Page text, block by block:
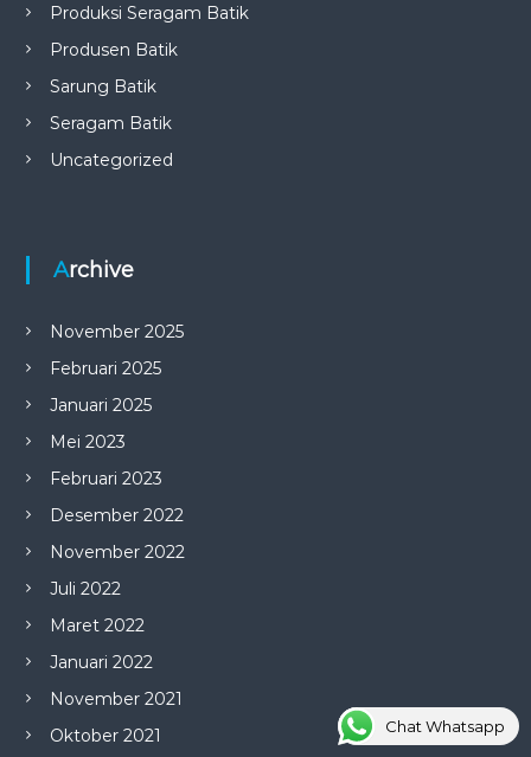
Produksi Seragam Batik
Produsen Batik
Sarung Batik
Seragam Batik
Uncategorized
Archive
November 2025
Februari 2025
Januari 2025
Mei 2023
Februari 2023
Desember 2022
November 2022
Juli 2022
Maret 2022
Januari 2022
November 2021
Oktober 2021
Chat Whatsapp